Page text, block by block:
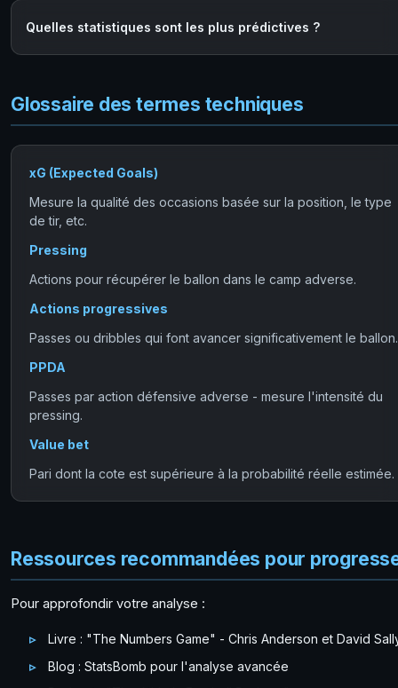
Quelles statistiques sont les plus prédictives ?
Glossaire des termes techniques
xG (Expected Goals)
Mesure la qualité des occasions basée sur la position, le type
de tir, etc.
Pressing
Actions pour récupérer le ballon dans le camp adverse.
Actions progressives
Passes ou dribbles qui font avancer significativement le ballon.
PPDA
Passes par action défensive adverse - mesure l'intensité du
pressing.
Value bet
Pari dont la cote est supérieure à la probabilité réelle estimée.
Ressources recommandées pour
Pour approfondir votre analyse :
Livre : "The Numbers Game" - Chris Anderson et David
Blog : StatsBomb pour l'analyse avancée